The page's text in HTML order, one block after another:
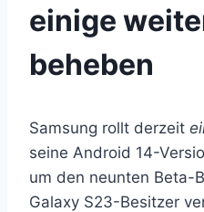
einige
beheben
Samsung rollt derzeit
seine Android 14-
um den neunten Beta-
Galaxy S23-Besitzer